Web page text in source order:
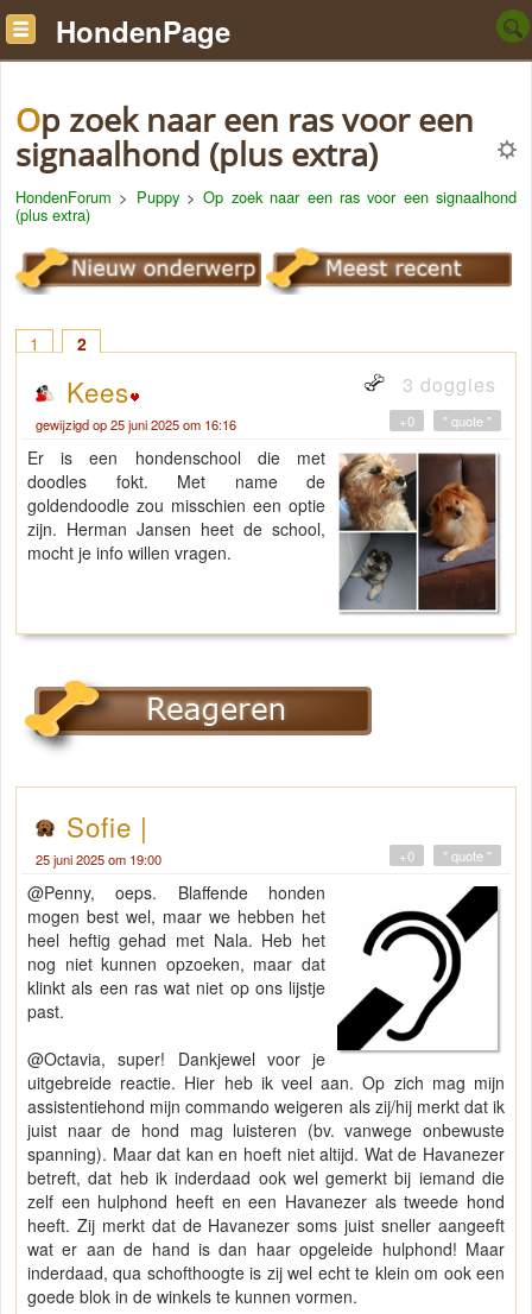
HondenPage
Op zoek naar een ras voor een
signaalhond (plus extra)
HondenForum > Puppy>Op zoek naar een ras voor een signaalhond
(plus extra)
1 2
Kees 3 doggies
gewijzigd op 25 juni 2025 om 16:16 " quote "
+0
Er is een hondenschool die met
doodles fokt. Met name de
goldendoodle zou misschien een optie
zijn. Herman Jansen heet de school,
mocht je info willen vragen.
Sofie |
25 juni 2025 om 19:00 " quote "
+0
@Penny, oeps. Blaffende honden
mogen best wel, maar we hebben het
heel heftig gehad met Nala. Heb het
nog niet kunnen opzoeken, maar dat
klinkt als een ras wat niet op ons lijstje
past.
@Octavia, super! Dankjewel voor je
uitgebreide reactie. Hier heb ik veel aan. Op zich mag mijn
assistentiehond mijn commando weigeren als zij/hij merkt dat ik
juist naar de hond mag luisteren (bv. vanwege onbewuste
spanning). Maar dat kan en hoeft niet altijd. Wat de Havanezer
betreft, dat heb ik inderdaad ook wel gemerkt bij iemand die
zelf een hulphond heeft en een Havanezer als tweede hond
heeft. Zij merkt dat de Havanezer soms juist sneller aangeeft
wat er aan de hand is dan haar opgeleide hulphond! Maar
inderdaad, qua schofthoogte is zij wel echt te klein om ook een
goede blok in de winkels te kunnen vormen.